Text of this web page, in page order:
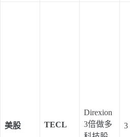
美股 TECL
Direxion
3倍做多
3